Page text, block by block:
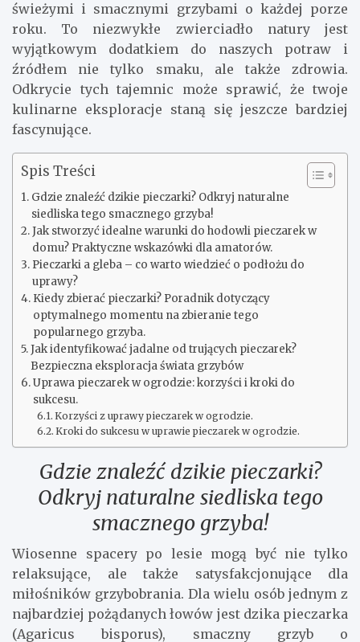
świeżymi i smacznymi grzybami o każdej porze
roku. To niezwykłe zwierciadło natury jest
wyjątkowym dodatkiem do naszych potraw i
źródłem nie tylko smaku, ale także zdrowia.
Odkrycie tych tajemnic może sprawić, że twoje
kulinarne eksploracje staną się jeszcze bardziej
fascynujące.
Spis Treści
Gdzie znaleźć dzikie pieczarki? Odkryj naturalne
siedliska tego smacznego grzyba!
Jak stworzyć idealne warunki do hodowli pieczarek w
domu? Praktyczne wskazówki dla amatorów.
Pieczarki a gleba – co warto wiedzieć o podłożu do
uprawy?
Kiedy zbierać pieczarki? Poradnik dotyczący
optymalnego momentu na zbieranie tego
popularnego grzyba.
Jak identyfikować jadalne od trujących pieczarek?
Bezpieczna eksploracja świata grzybów
Uprawa pieczarek w ogrodzie: korzyści i kroki do
sukcesu.
Korzyści z uprawy pieczarek w ogrodzie.
Kroki do sukcesu w uprawie pieczarek w ogrodzie.
Gdzie znaleźć dzikie pieczarki?
Odkryj naturalne siedliska tego
smacznego grzyba!
Wiosenne spacery po lesie mogą być nie tylko
relaksujące, ale także satysfakcjonujące dla
miłośników grzybobrania. Dla wielu osób jednym z
najbardziej pożądanych łowów jest dzika pieczarka
(Agaricus bisporus), smaczny grzyb o